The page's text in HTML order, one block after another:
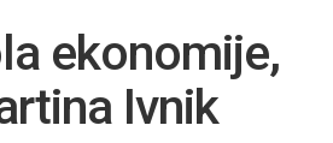
ekonomije,
Ivnik